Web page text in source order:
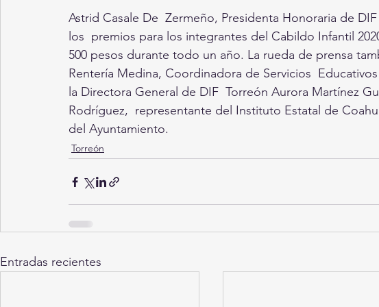
Astrid Casale De  Zermeño, Presidenta Honoraria de
los  premios para los integrantes del Cabildo Infantil
500 pesos durante todo un año. La rueda de prensa
Rentería Medina, Coordinadora de Servicios
la Directora General de DIF  Torreón Aurora Martínez
Rodríguez,  representante del Instituto Estatal de
del Ayuntamiento.
Torreón
Entradas recientes